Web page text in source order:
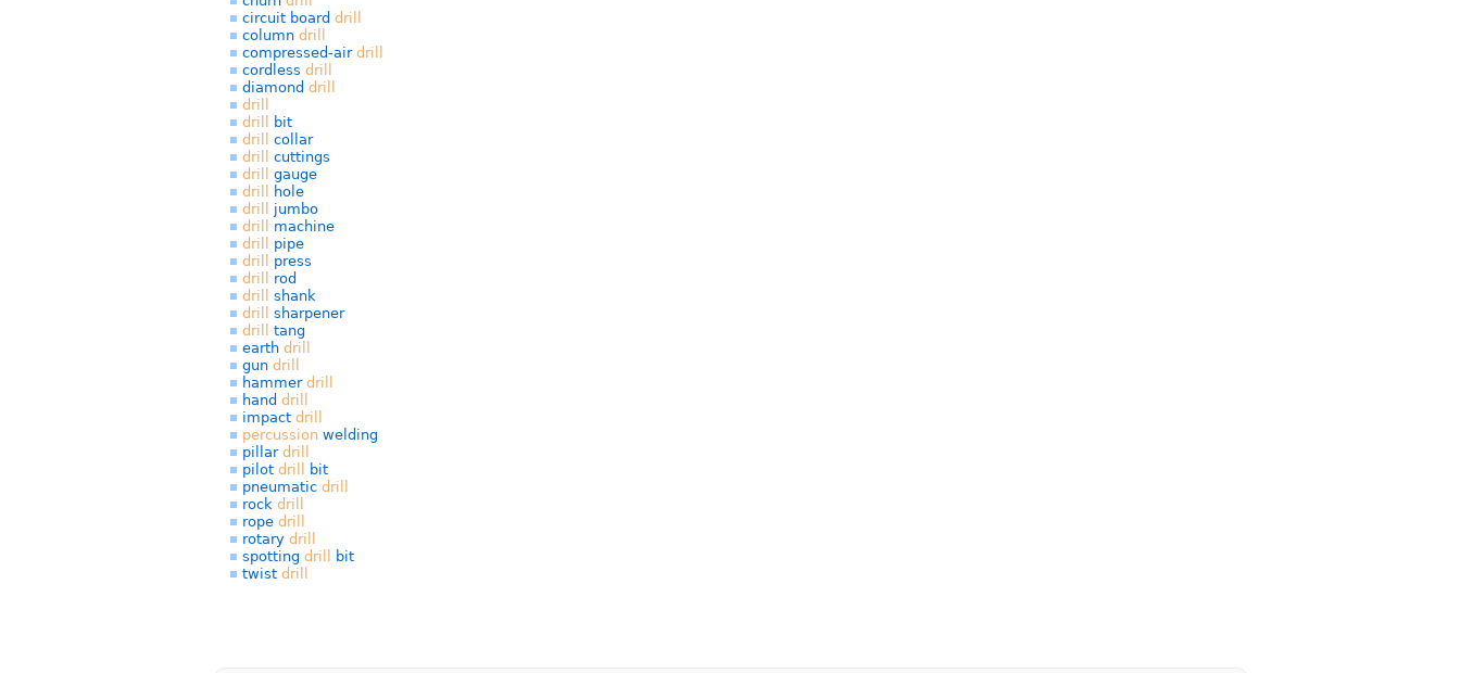
circuit board drill
column drill
compressed-air drill
cordless drill
diamond drill
drill
drill
bit
drill
collar
drill
cuttings
drill
gauge
drill
hole
drill
jumbo
drill
machine
drill
pipe
drill
press
drill
rod
drill
shank
drill
sharpener
drill
tang
earth drill
gun drill
hammer drill
hand drill
impact drill
percussion welding
pillar drill
pilot drill
bit
pneumatic drill
rock drill
rope drill
rotary drill
spotting drill
bit
twist drill